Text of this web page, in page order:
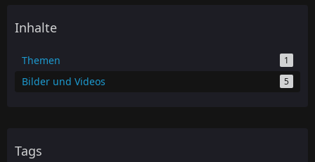
Inhalte
Themen 1
Bilder und Videos 5
Tags